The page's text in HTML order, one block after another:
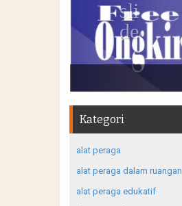
Kategori
alat peraga
alat peraga dalam ruangan
alat peraga edukatif